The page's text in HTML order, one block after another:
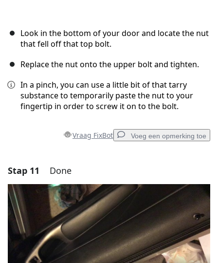
Look in the bottom of your door and locate the nut
that fell off that top bolt.
Replace the nut onto the upper bolt and tighten.
In a pinch, you can use a little bit of that tarry
substance to temporarily paste the nut to your
fingertip in order to screw it on to the bolt.
Vraag FixBot Voeg een opmerking toe
Voeg opmerking toe
Annuleren Plaats opmerking
Stap 11 Done